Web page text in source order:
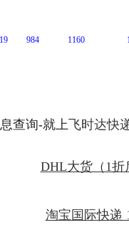
984 1160
查询-就上飞时达快
DHL大货（1折
淘宝国际快递